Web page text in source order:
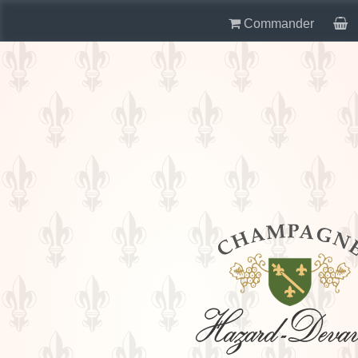
Commander